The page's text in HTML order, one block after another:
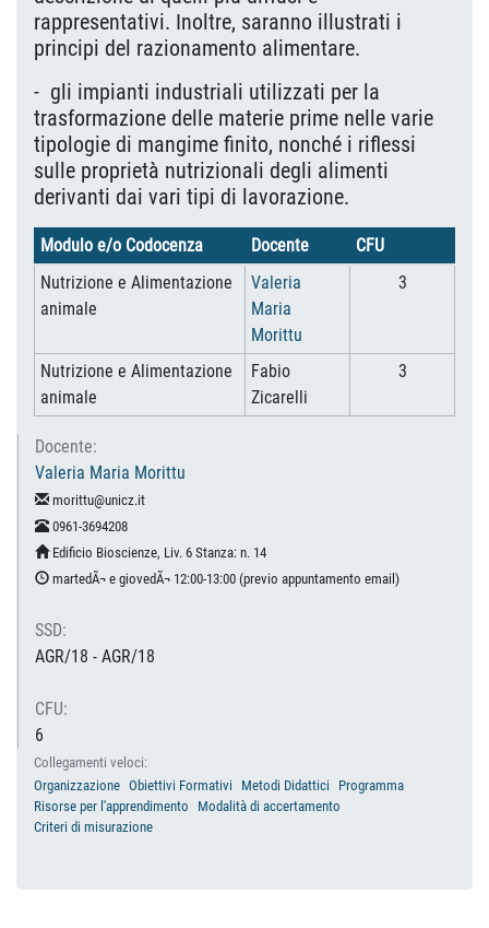
rappresentativi. Inoltre, saranno illustrati i
principi del razionamento alimentare.
- gli impianti industriali utilizzati per la
trasformazione delle materie prime nelle varie
tipologie di mangime finito, nonché i riflessi
sulle proprietà nutrizionali degli alimenti
derivanti dai vari tipi di lavorazione.
Modulo e/o Codocenza Docente
CFU
Nutrizione e Alimentazione
animale
Valeria
Maria
Morittu
3
Nutrizione e Alimentazione
animale
Fabio
Zicarelli
3
Docente:
Valeria Maria Morittu
morittu@unicz.it
0961-3694208
Edificio Bioscienze, Liv. 6 Stanza: n. 14
martedÃ¬ e giovedÃ¬ 12:00-13:00 (previo appuntamento email)
SSD:
AGR/18 - AGR/18
CFU:
6
Collegamenti veloci:
Organizzazione Obiettivi Formativi Metodi Didattici
Programma
Risorse per l'apprendimento
Modalità di accertamento
Criteri di misurazione